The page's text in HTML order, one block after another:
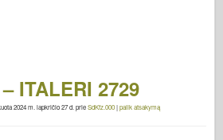
ITALERI 2729
2024 m. lapkričio 27 d. prieSdKfz.000|palik atsakymą